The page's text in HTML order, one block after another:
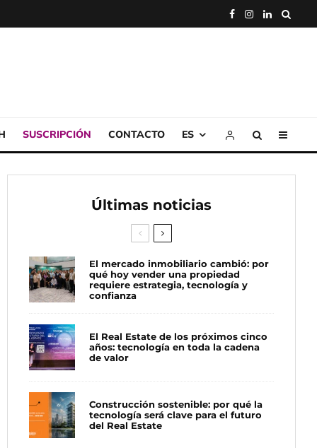
SUSCRIPCIÓN CONTACTO ES
Últimas noticias
El mercado inmobiliario cambió: por
qué hoy vender una propiedad
requiere estrategia, tecnología y
confianza
El Real Estate de los próximos cinco
años: tecnología en toda la cadena
de valor
Construcción sostenible: por qué la
tecnología será clave para el futuro
del Real Estate